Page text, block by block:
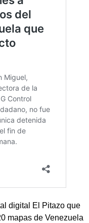
digital El Pitazo que
mapas de Venezuela